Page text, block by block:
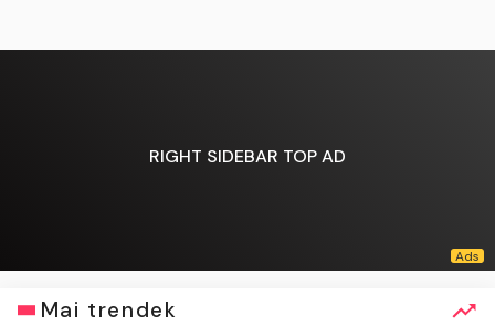
RIGHT SIDEBAR TOP AD
Mai trendek